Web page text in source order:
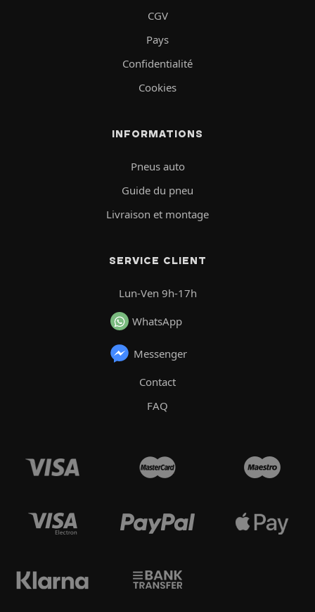
CGV
Pays
Confidentialité
Cookies
INFORMATIONS
Pneus auto
Guide du pneu
Livraison et montage
SERVICE CLIENT
Lun-Ven 9h-17h
WhatsApp
Messenger
Contact
FAQ